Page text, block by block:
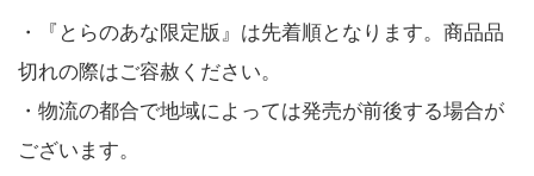
・『とらのあな限定版』は先着順となります。商品品
切れの際はご容赦ください。
・物流の都合で地域によっては発売が前後する場合が
ございます。